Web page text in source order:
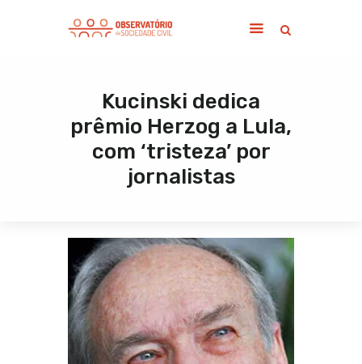
Kucinski dedica
prêmio Herzog a Lula,
com ‘tristeza’ por
jornalistas
Home
Sobre
Notícias
Publicações